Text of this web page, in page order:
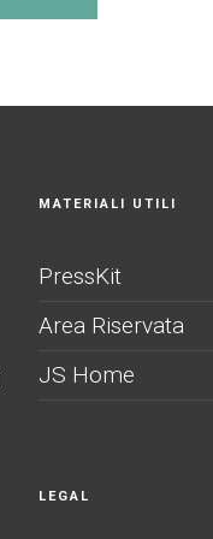
MATERIALI UTILI
PressKit
Area Riservata
JS Home
LEGAL